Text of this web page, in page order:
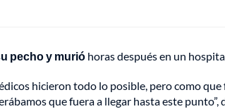
pecho y murió horas después en un
hicieron todo lo posible, pero como
que fuera a llegar hasta este punto”,